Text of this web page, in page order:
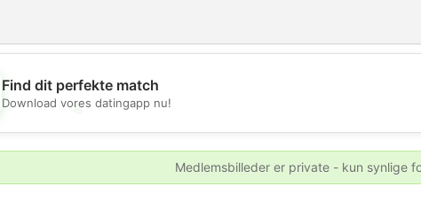
💖
💕
Find dit perfekte match
Download vores datingapp nu!
Medlemsbilleder er private - kun synlige